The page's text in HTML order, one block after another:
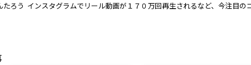
たろう インスタグラムでリール動画が１７０万回再生されるなど、今注目の